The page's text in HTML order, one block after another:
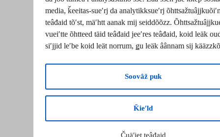
media, ǩeeitas-sueʹrj da analytikksueʹrj
teâđaid tõʹst, mäʹhtt aanak mij seiddõõzz.
vueiʹtte õhtteed täid teâđaid jeeʹres teâđaid, koid leäk
siʹjjid leʹbe koid leät norrum, ǥu leäk âânnam sij
Soovâž puk
Ǩieʹld
Čuäʹjet teâđaid